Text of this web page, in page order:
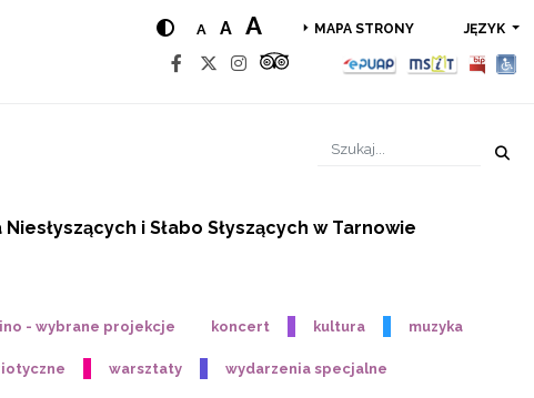
A A A MAPA STRONY JĘZYK
i Słabo Słyszących w Tarnowie
- wybrane projekcje koncert kultura muzyka
warsztaty wydarzenia specjalne